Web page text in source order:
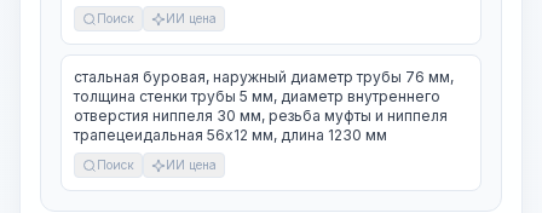
Поиск ИИ цена
стальная буровая, наружный диаметр трубы 76 мм,
толщина стенки трубы 5 мм, диаметр внутреннего
отверстия ниппеля 30 мм, резьба муфты и ниппеля
трапецеидальная 56х12 мм, длина 1230 мм
Поиск ИИ цена